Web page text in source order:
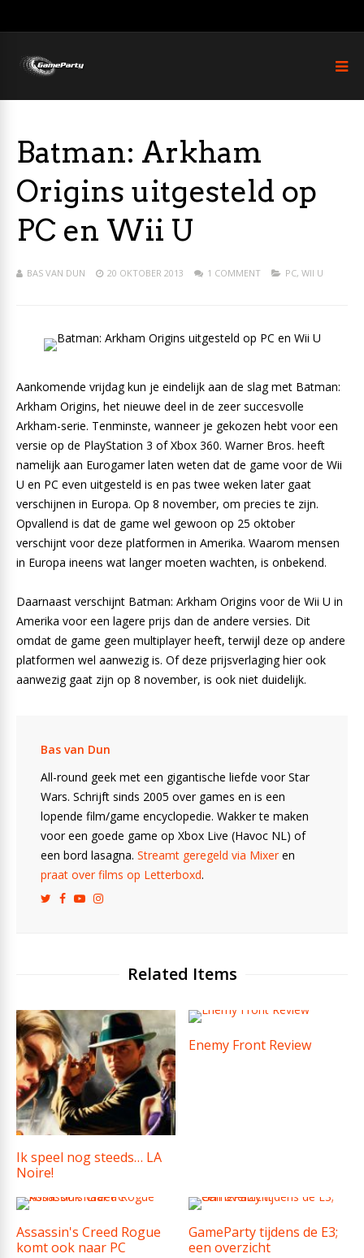
Batman: Arkham
Origins uitgesteld op
PC en Wii U
BAS VAN DUN 20 OKTOBER 2013 1 COMMENT PC, WII U
Aankomende vrijdag kun je eindelijk aan de slag met Batman:
Arkham Origins, het nieuwe deel in de zeer succesvolle
Arkham-serie. Tenminste, wanneer je gekozen hebt voor een
versie op de PlayStation 3 of Xbox 360. Warner Bros. heeft
namelijk aan Eurogamer laten weten dat de game voor de Wii
U en PC even uitgesteld is en pas twee weken later gaat
verschijnen in Europa. Op 8 november, om precies te zijn.
Opvallend is dat de game wel gewoon op 25 oktober
verschijnt voor deze platformen in Amerika. Waarom mensen
in Europa ineens wat langer moeten wachten, is onbekend.
Daarnaast verschijnt Batman: Arkham Origins voor de Wii U in
Amerika voor een lagere prijs dan de andere versies. Dit
omdat de game geen multiplayer heeft, terwijl deze op andere
platformen wel aanwezig is. Of deze prijsverlaging hier ook
aanwezig gaat zijn op 8 november, is ook niet duidelijk.
Bas van Dun
All-round geek met een gigantische liefde voor Star
Wars. Schrijft sinds 2005 over games en is een
lopende film/game encyclopedie. Wakker te maken
voor een goede game op Xbox Live (Havoc NL) of
een bord lasagna. Streamt geregeld via Mixeren
praat over films op Letterboxd.
Related Items
Ik speel nog steeds… LA
Noire!
Enemy Front Review
Assassin's Creed Rogue
komt ook naar PC
GameParty tijdens de E3;
een overzicht